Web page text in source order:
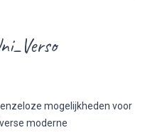
mogelijkheden voor
moderne